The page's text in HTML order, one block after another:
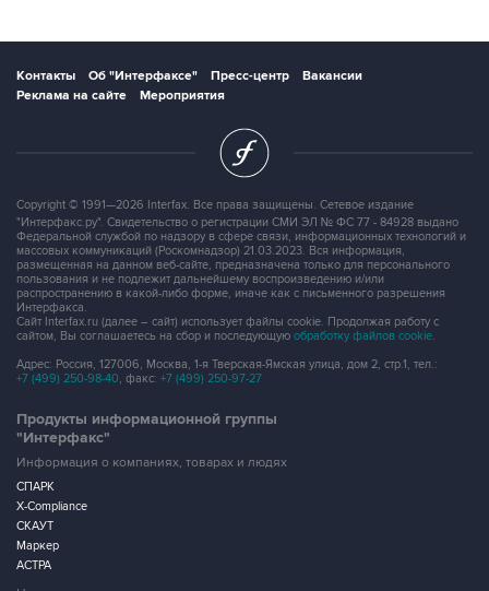
Контакты Об "Интерфаксе" Пресс-центр
Вакансии
Реклама на сайте
Мероприятия
Copyright © 1991—2026 Interfax. Все права защищены. Сетевое издание
"Интерфакс.ру". Свидетельство о регистрации СМИ ЭЛ № ФС 77 - 84928 выдано
Федеральной службой по надзору в сфере связи, информационных технологий и
массовых коммуникаций (Роскомнадзор) 21.03.2023. Вся информация,
размещенная на данном веб-сайте, предназначена только для персонального
пользования и не подлежит дальнейшему воспроизведению и/или
распространению в какой-либо форме, иначе как с письменного разрешения
Интерфакса.
Сайт Interfax.ru (далее – сайт) использует файлы cookie. Продолжая работу с
сайтом, Вы соглашаетесь на сбор и последующую обработку файлов cookie.
Адрес: Россия, 127006, Москва, 1-я Тверская-Ямская улица, дом 2, стр.1, тел.:
+7 (499) 250-98-40, факс: +7 (499) 250-97-27
Продукты информационной группы
"Интерфакс"
Информация о компаниях, товарах и людях
СПАРК
X-Compliance
СКАУТ
Маркер
АСТРА